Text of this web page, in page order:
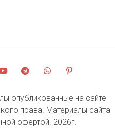
опубликованные на сайте
права. Материалы сайта
офертой. 2026г.